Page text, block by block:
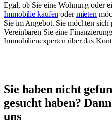
Egal, ob Sie eine Wohnung oder
Immobilie kaufen odermieten
Sie im Angebot. Sie möchten sich
Vereinbaren Sie eine
Immobilienexperten über das
Sie haben nicht
gesucht haben?
uns